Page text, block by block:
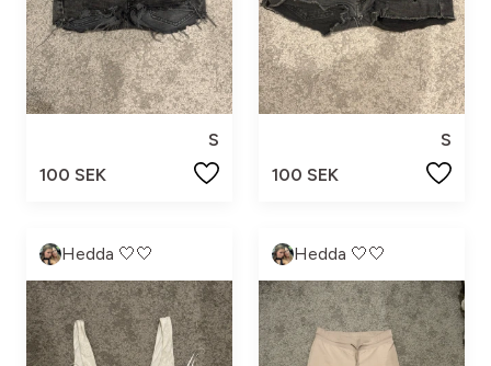
S
100 SEK
S
100 SEK
Hedda 🤍🤍 Hedda 🤍🤍